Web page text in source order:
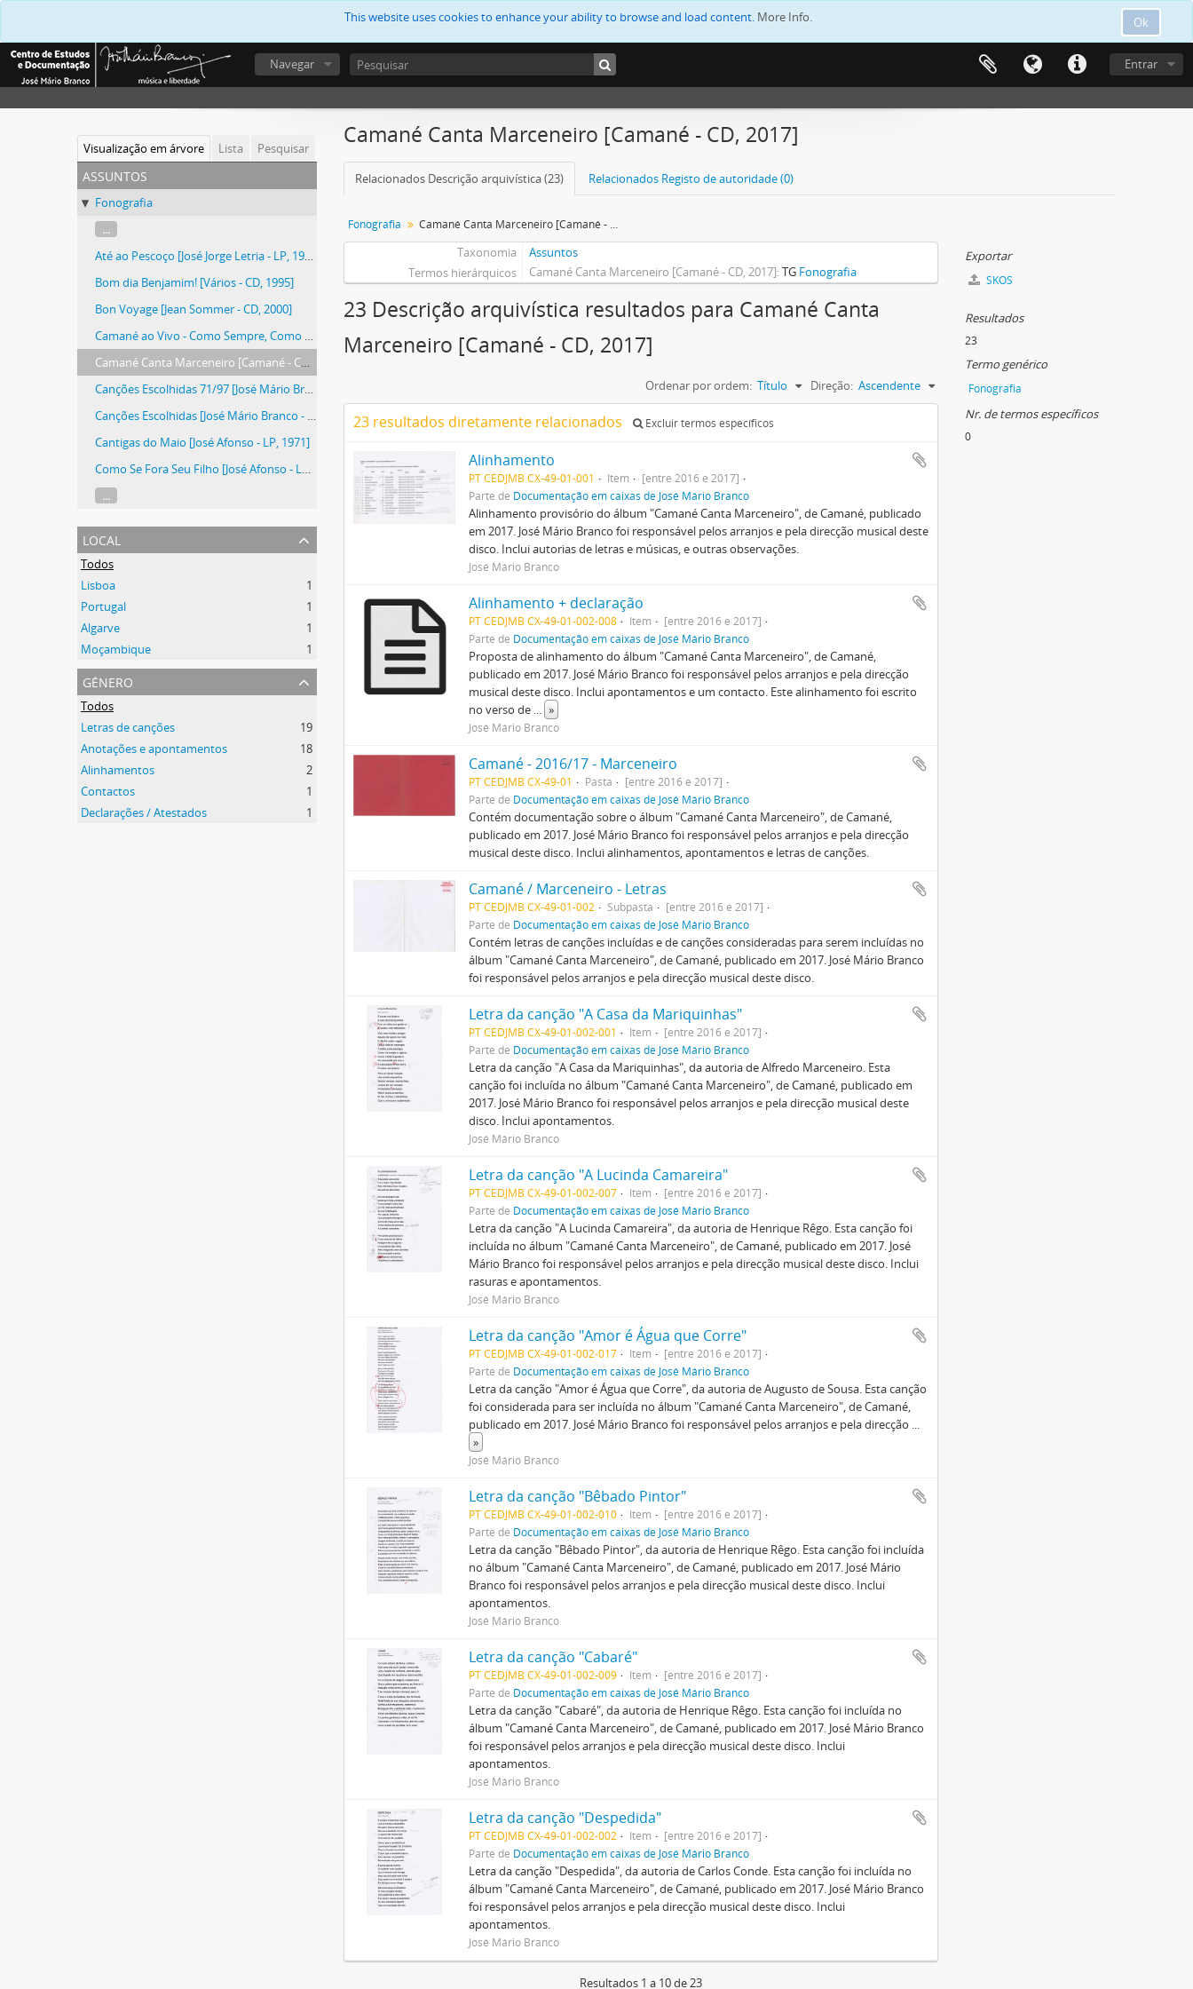
Ok
This website uses cookies to enhance your ability to browse and load content. More Info.
Entrar
Navegar
Visualização em árvore Lista Pesquisar
assuntos
Fonografia
...
Até ao Pescoço [José Jorge Letria - LP, 1972]
Bom dia Benjamim! [Vários - CD, 1995]
Bon Voyage [Jean Sommer - CD, 2000]
Camané ao Vivo - Como Sempre, Como Dantes [Camané - 2xCD, 2003]
Camané Canta Marceneiro [Camané - CD, 2017]
Canções Escolhidas 71/97 [José Mário Branco - CD, 1999]
Canções Escolhidas [José Mário Branco - CD, 2018]
Cantigas do Maio [José Afonso - LP, 1971]
Como Se Fora Seu Filho [José Afonso - LP, 1983]
...
local
Todos
Lisboa
1
Portugal
1
Algarve
1
Moçambique
1
género
Todos
Letras de canções
19
Anotações e apontamentos
18
Alinhamentos
2
Contactos
1
Declarações / Atestados
1
Camané Canta Marceneiro [Camané - CD, 2017]
Relacionados Descrição arquivística (23) Relacionados Registo de autoridade (0)
Fonografia Camané Canta Marceneiro [Camané - CD, 2017]
Taxonomia
Assuntos
Termos hierárquicos
Camané Canta Marceneiro [Camané - CD, 2017] TG Fonografia
23 Descrição arquivística resultados para Camané Canta
Marceneiro [Camané - CD, 2017]
Ordenar por ordem: Título Direção: Ascendente
23 resultados diretamente relacionados Excluir termos específicos
Alinhamento
PT CEDJMB CX-49-01-001 Item
[entre 2016 e 2017]
Parte de Documentação em caixas de José Mário Branco
Alinhamento provisório do álbum "Camané Canta Marceneiro", de Camané, publicado
em 2017. José Mário Branco foi responsável pelos arranjos e pela direcção musical deste
disco. Inclui autorias de letras e músicas, e outras observações.
José Mário Branco
Alinhamento + declaração
PT CEDJMB CX-49-01-002-008 Item
[entre 2016 e 2017]
Parte de Documentação em caixas de José Mário Branco
Proposta de alinhamento do álbum "Camané Canta Marceneiro", de Camané,
publicado em 2017. José Mário Branco foi responsável pelos arranjos e pela direcção
musical deste disco. Inclui apontamentos e um contacto. Este alinhamento foi escrito
no verso de ... »
José Mário Branco
Camané - 2016/17 - Marceneiro
PT CEDJMB CX-49-01 Pasta
[entre 2016 e 2017]
Parte de Documentação em caixas de José Mário Branco
Contém documentação sobre o álbum "Camané Canta Marceneiro", de Camané,
publicado em 2017. José Mário Branco foi responsável pelos arranjos e pela direcção
musical deste disco. Inclui alinhamentos, apontamentos e letras de canções.
Camané / Marceneiro - Letras
PT CEDJMB CX-49-01-002 Subpasta
[entre 2016 e 2017]
Parte de Documentação em caixas de José Mário Branco
Contém letras de canções incluídas e de canções consideradas para serem incluídas no
álbum "Camané Canta Marceneiro", de Camané, publicado em 2017. José Mário Branco
foi responsável pelos arranjos e pela direcção musical deste disco.
Letra da canção "A Casa da Mariquinhas"
PT CEDJMB CX-49-01-002-001 Item
[entre 2016 e 2017]
Parte de Documentação em caixas de José Mário Branco
Letra da canção "A Casa da Mariquinhas", da autoria de Alfredo Marceneiro. Esta
canção foi incluída no álbum "Camané Canta Marceneiro", de Camané, publicado em
2017. José Mário Branco foi responsável pelos arranjos e pela direcção musical deste
disco. Inclui apontamentos.
José Mário Branco
Letra da canção "A Lucinda Camareira"
PT CEDJMB CX-49-01-002-007 Item
[entre 2016 e 2017]
Parte de Documentação em caixas de José Mário Branco
Letra da canção "A Lucinda Camareira", da autoria de Henrique Rêgo. Esta canção foi
incluída no álbum "Camané Canta Marceneiro", de Camané, publicado em 2017. José
Mário Branco foi responsável pelos arranjos e pela direcção musical deste disco. Inclui
rasuras e apontamentos.
José Mário Branco
Letra da canção "Amor é Água que Corre"
PT CEDJMB CX-49-01-002-017 Item
[entre 2016 e 2017]
Parte de Documentação em caixas de José Mário Branco
Letra da canção "Amor é Água que Corre", da autoria de Augusto de Sousa. Esta canção
foi considerada para ser incluída no álbum "Camané Canta Marceneiro", de Camané,
publicado em 2017. José Mário Branco foi responsável pelos arranjos e pela direcção ...
»
José Mário Branco
Letra da canção "Bêbado Pintor"
PT CEDJMB CX-49-01-002-010 Item
[entre 2016 e 2017]
Parte de Documentação em caixas de José Mário Branco
Letra da canção "Bêbado Pintor", da autoria de Henrique Rêgo. Esta canção foi incluída
no álbum "Camané Canta Marceneiro", de Camané, publicado em 2017. José Mário
Branco foi responsável pelos arranjos e pela direcção musical deste disco. Inclui
apontamentos.
José Mário Branco
Letra da canção "Cabaré"
PT CEDJMB CX-49-01-002-009 Item
[entre 2016 e 2017]
Parte de Documentação em caixas de José Mário Branco
Letra da canção "Cabaré", da autoria de Henrique Rêgo. Esta canção foi incluída no
álbum "Camané Canta Marceneiro", de Camané, publicado em 2017. José Mário Branco
foi responsável pelos arranjos e pela direcção musical deste disco. Inclui
apontamentos.
José Mário Branco
Letra da canção "Despedida"
PT CEDJMB CX-49-01-002-002 Item
[entre 2016 e 2017]
Parte de Documentação em caixas de José Mário Branco
Letra da canção "Despedida", da autoria de Carlos Conde. Esta canção foi incluída no
álbum "Camané Canta Marceneiro", de Camané, publicado em 2017. José Mário Branco
foi responsável pelos arranjos e pela direcção musical deste disco. Inclui
apontamentos.
José Mário Branco
Resultados 1 a 10 de 23
Exportar
SKOS
Resultados
23
Termo genérico
Fonografia
Nr. de termos específicos
0